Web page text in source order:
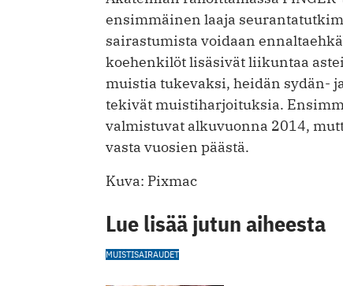
ensimmäinen laaja
sairastumista voidaan
koehenkilöt lisäsivät liikuntaa
muistia tukevaksi, heidän sydän-
tekivät muistiharjoituksia.
valmistuvat alkuvuonna 2014,
vasta vuosien päästä.
Kuva: Pixmac
Lue lisää jutun aiheesta
MUISTISAIRAUDET